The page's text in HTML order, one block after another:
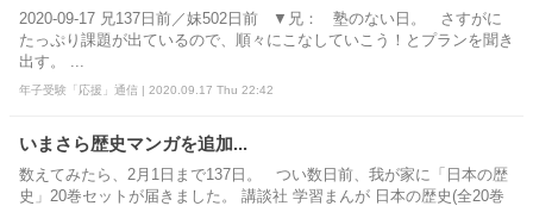
2020-09-17 兄137日前／妹502日前 ▼兄： 塾のない日。 さすがに
たっぷり課題が出ているので、順々にこなしていこう！とプランを聞き
出す。 ...
年子受験「応援」通信 | 2020.09.17 Thu 22:42
いまさら歴史マンガを追加...
数えてみたら、2月1日まで137日。 つい数日前、我が家に「日本の歴
史」20巻セットが届きました。 講談社 学習まんが 日本の歴史(全20巻